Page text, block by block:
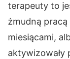
terapeuty to
żmudną
miesiącami,
aktywizowały